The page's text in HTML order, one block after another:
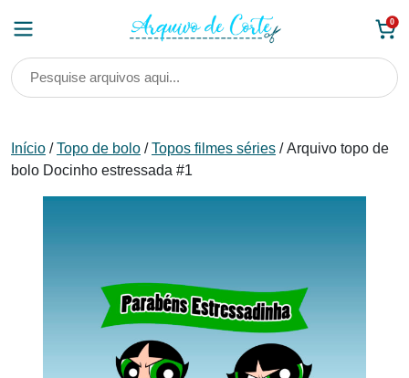
0
Início /Topo de bolo /Topos filmes séries / Arquivo topo de
bolo Docinho estressada #1